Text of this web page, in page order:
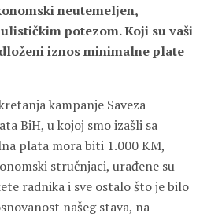
neutemeljen,
potezom. Koji su vaši
iznos minimalne plate
kampanje Saveza
BiH, u kojoj smo izašli sa
plata mora biti 1.000 KM,
stručnjaci, urađene su
radnika i sve ostalo što je bilo
našeg stava, na